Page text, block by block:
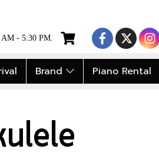
AM - 5:30 PM.
Brand Piano Rental